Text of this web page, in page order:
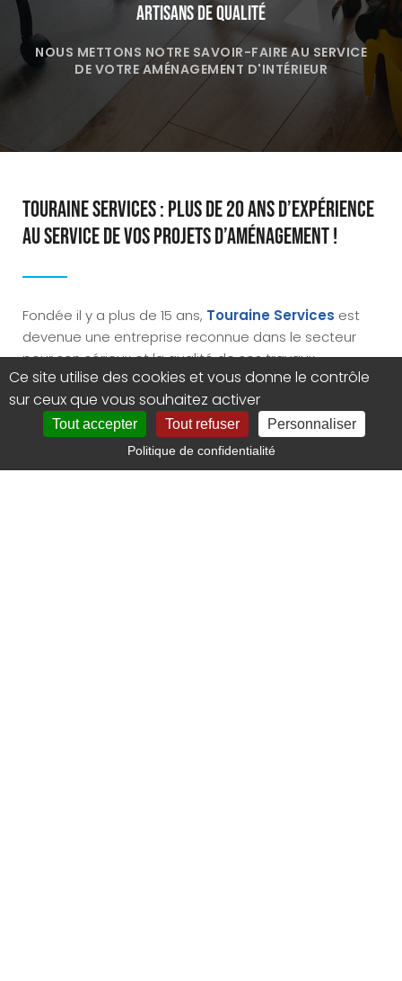
Artisans de qualité
NOUS METTONS NOTRE SAVOIR-FAIRE AU SERVICE
DE VOTRE AMÉNAGEMENT D'INTÉRIEUR
Touraine Services : plus de 20 ans d’expérience
au service de vos projets d’aménagement !
Fondée il y a plus de 15 ans, Touraine Services est
devenue une entreprise reconnue dans le secteur
pour son sérieux et la qualité de ses travaux.
Nosartisans qualifiésont plus d’unevingtaine
d’années d’expérience, et possèdent ungrand
savoir-fairedans tous les domaines
nécessaires à la conduite detravaux de qualité
Ce site utilise des cookies et vous donne le contrôle
sur ceux que vous souhaitez activer
Tout accepter Tout refuser Personnaliser
Politique de confidentialité